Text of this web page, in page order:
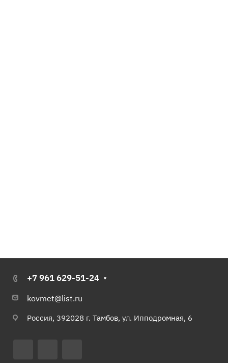
+7 961 629-51-24
kovmet@list.ru
Россия, 392028 г. Тамбов, ул. Ипподромная, 6